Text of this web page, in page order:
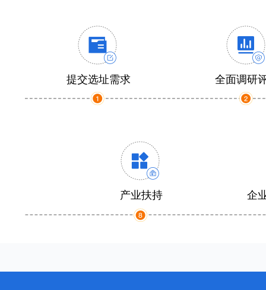
提交选址需求 全面调研
产业扶持 企